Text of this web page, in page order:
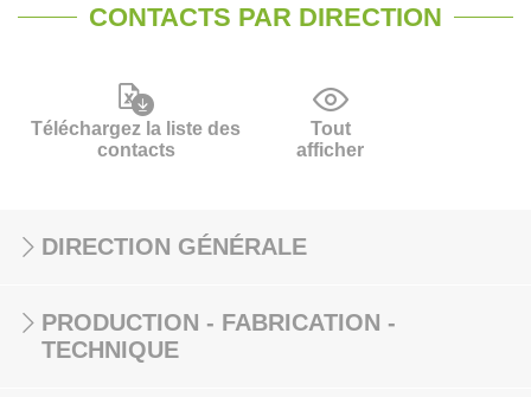
CONTACTS PAR DIRECTION
Téléchargez la liste des
contacts
Tout
afficher
DIRECTION GÉNÉRALE
PRODUCTION - FABRICATION -
TECHNIQUE